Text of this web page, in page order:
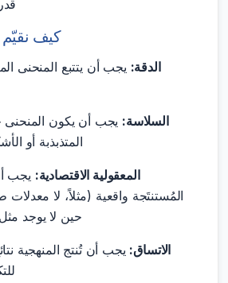
كيف نقيّم
الدقة: يجب أن يتتبع المنحنى
السلاسة: يجب أن يكون المنحنى
المتذبذبة أو
المعقولية الاقتصادية: يجب
المُستنتَجة واقعية (مثلاً، لا معدلات
حين لا يوجد
الاتساق: يجب أن تُنتج المنهجية